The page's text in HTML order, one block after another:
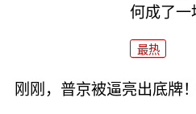
何成了一
最热
刚刚，普京被逼亮出底牌